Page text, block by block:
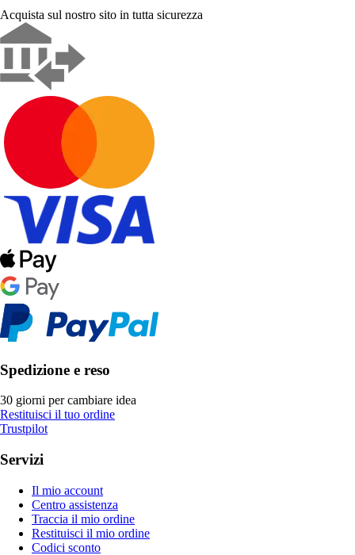
Acquista sul nostro sito in tutta sicurezza
Spedizione e reso
30 giorni per cambiare idea
Restituisci il tuo ordine
Trustpilot
Servizi
Il mio account
Centro assistenza
Traccia il mio ordine
Restituisci il mio ordine
Codici sconto